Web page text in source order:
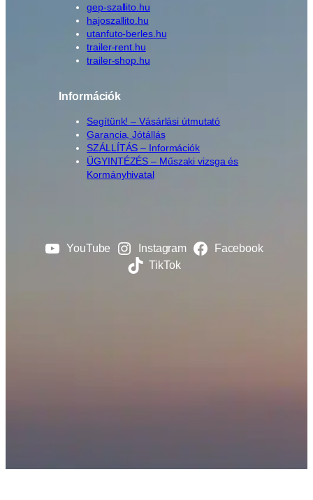
gep-szallito.hu
hajoszallito.hu
utanfuto-berles.hu
trailer-rent.hu
trailer-shop.hu
Információk
Segítünk! – Vásárlási útmutató
Garancia, Jótállás
SZÁLLÍTÁS – Információk
ÜGYINTÉZÉS – Műszaki vizsga és
Kormányhivatal
YouTube Instagram
Facebook
TikTok